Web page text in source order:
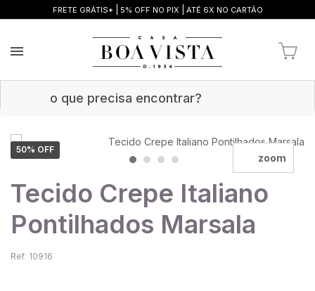
FRETE GRÁTIS* 5% OFF NO PIX ATÉ 6X NO CARTÃO
50% OFF
zoom
Tecido Crepe Italiano
Pontilhados Marsala
Ref: 10916